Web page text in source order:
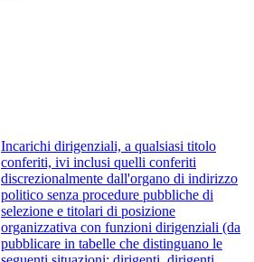
Incarichi dirigenziali, a qualsiasi titolo
conferiti, ivi inclusi quelli conferiti
discrezionalmente dall'organo di indirizzo
politico senza procedure pubbliche di
selezione e titolari di posizione
organizzativa con funzioni dirigenziali (da
pubblicare in tabelle che distinguano le